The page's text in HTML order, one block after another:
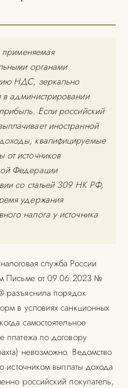
применяемая
органами
НДС, зеркально
в администрировании
Если российский
иностранной
квалифицируемые
от источников
Федерации
со статьей 309 НК РФ,
удержания
налога у источника
служба России
Письме от 09.06.2023 №
порядок
в условиях санкционных
самостоятельное
платежа по договору
невозможно. Ведомство
источником выплаты дохода
российский покупатель,